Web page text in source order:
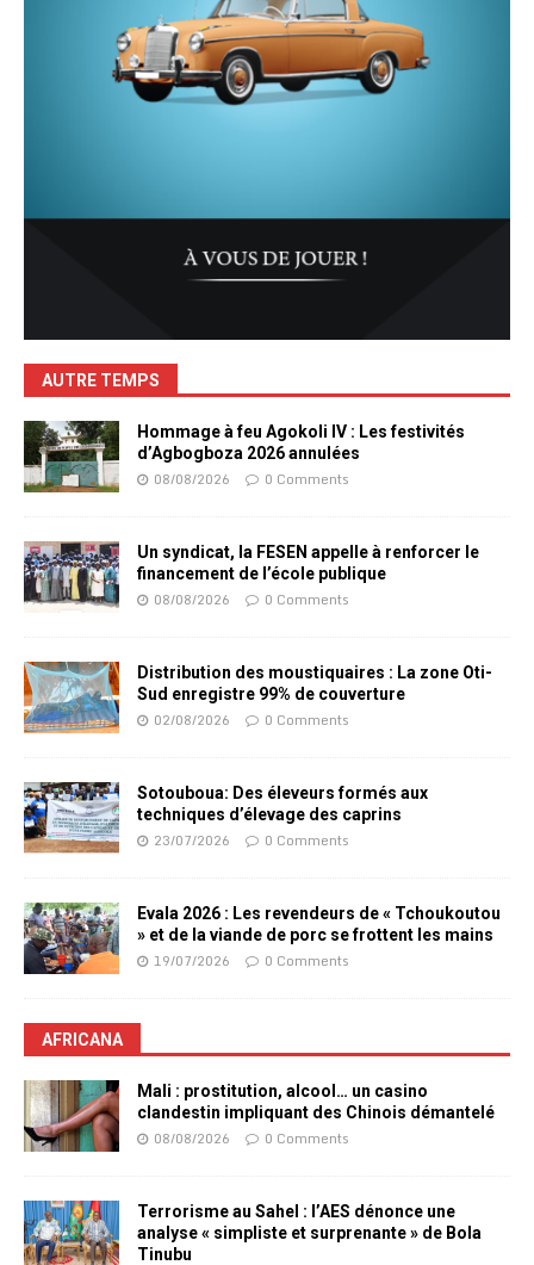
AUTRE TEMPS
Hommage à feu Agokoli IV : Les festivités
d’Agbogboza 2026 annulées
08/08/2026 0 Comments
Un syndicat, la FESEN appelle à renforcer le
financement de l’école publique
08/08/2026 0 Comments
Distribution des moustiquaires : La zone Oti-
Sud enregistre 99% de couverture
02/08/2026 0 Comments
Sotouboua: Des éleveurs formés aux
techniques d’élevage des caprins
23/07/2026 0 Comments
Evala 2026 : Les revendeurs de « Tchoukoutou
» et de la viande de porc se frottent les mains
19/07/2026 0 Comments
AFRICANA
Mali : prostitution, alcool… un casino
clandestin impliquant des Chinois démantelé
08/08/2026 0 Comments
Terrorisme au Sahel : l’AES dénonce une
analyse « simpliste et surprenante » de Bola
Tinubu